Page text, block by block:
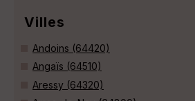
Villes
Andoins (64420)
Angaïs (64510)
Aressy (64320)